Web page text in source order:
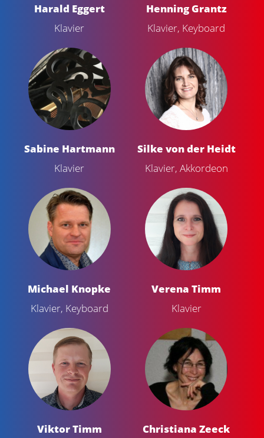
Harald Eggert
Klavier
Henning Grantz
Klavier, Keyboard
Sabine Hartmann
Klavier
Silke von der Heidt
Klavier, Akkordeon
Michael Knopke
Klavier, Keyboard
Verena Timm
Klavier
Viktor Timm
Christiana Zeeck